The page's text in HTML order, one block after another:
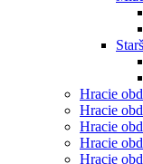
Hracie
Hracie
Hracie
Hracie
Hracie